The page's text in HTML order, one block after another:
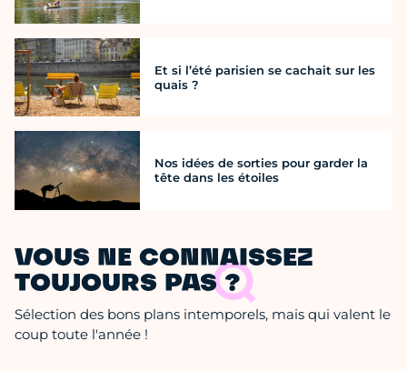
Et si l’été parisien se cachait sur les
quais ?
Nos idées de sorties pour garder la
tête dans les étoiles
VOUS NE CONNAISSEZ
TOUJOURS PAS ?
Sélection des bons plans intemporels, mais qui valent le
coup toute l'année !